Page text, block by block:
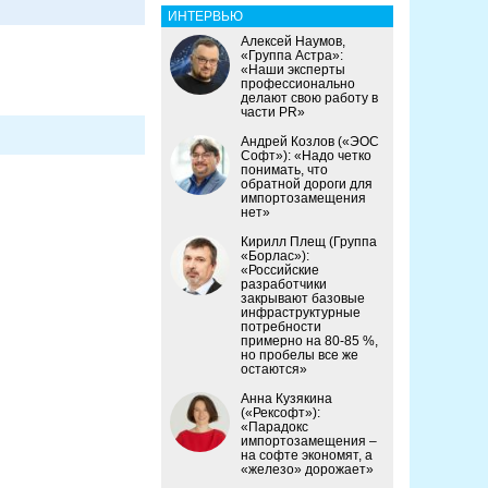
ИНТЕРВЬЮ
Алексей Наумов,
«Группа Астра»:
«Наши эксперты
профессионально
делают свою работу в
части PR»
Андрей Козлов («ЭОС
Софт»): «Надо четко
понимать, что
обратной дороги для
импортозамещения
нет»
Кирилл Плещ (Группа
«Борлас»):
«Российские
разработчики
закрывают базовые
инфраструктурные
потребности
примерно на 80-85 %,
но пробелы все же
остаются»
Анна Кузякина
(«Рексофт»):
«Парадокс
импортозамещения –
на софте экономят, а
«железо» дорожает»